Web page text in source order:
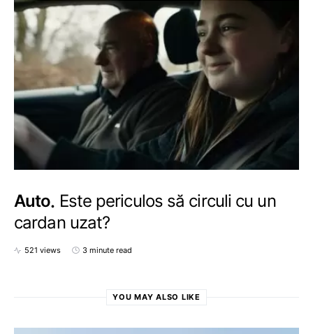
Auto Este periculos să circuli cu un
cardan uzat?
521 views 3 minute read
YOU MAY ALSO LIKE